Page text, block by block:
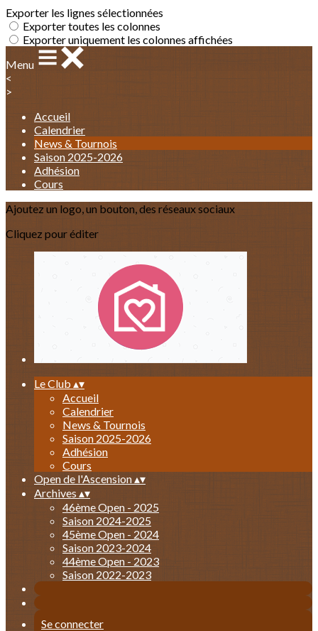
Exporter les lignes sélectionnées
Exporter toutes les colonnes
Exporter uniquement les colonnes affichées
Menu
<
>
Accueil
Calendrier
News & Tournois
Saison 2025-2026
Adhésion
Cours
Ajoutez un logo, un bouton, des réseaux sociaux
Cliquez pour éditer
Le Club ▴▾
Accueil
Calendrier
News & Tournois
Saison 2025-2026
Adhésion
Cours
Open de l'Ascension▴▾
Archives▴▾
46ème Open - 2025
Saison 2024-2025
45ème Open - 2024
Saison 2023-2024
44ème Open - 2023
Saison 2022-2023
Se connecter